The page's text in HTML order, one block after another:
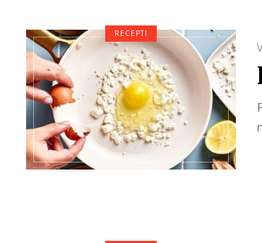
RECEPTI